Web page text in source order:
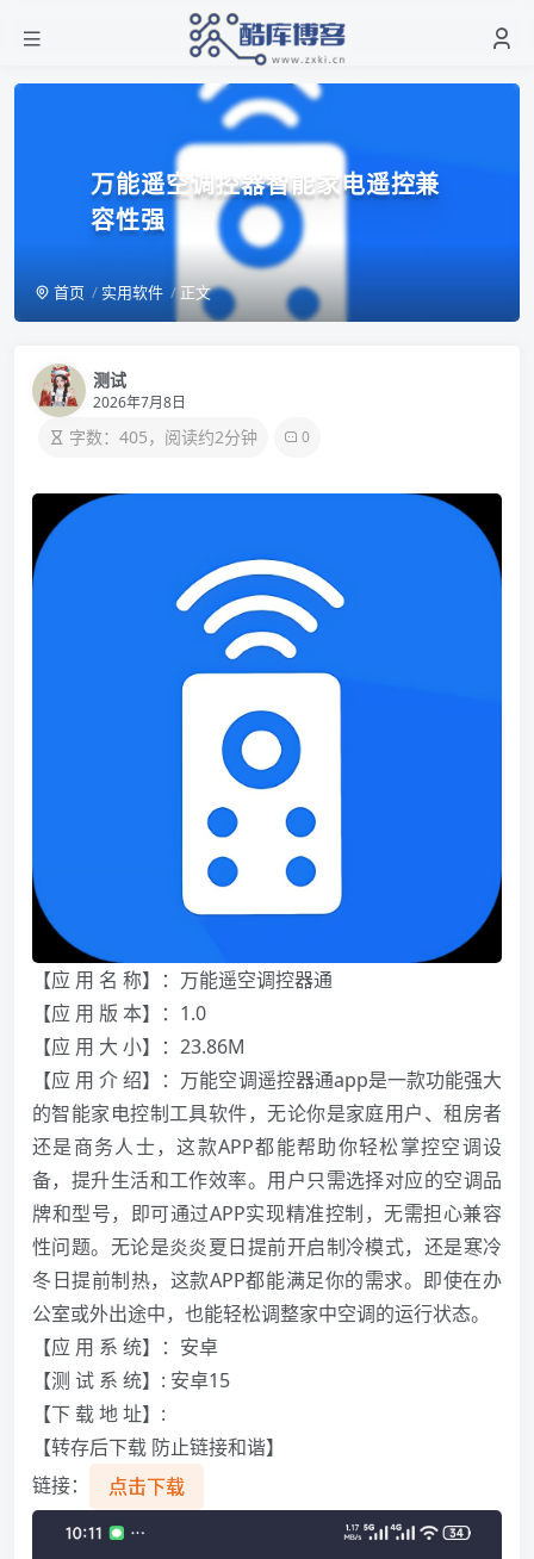
万能遥空调控器智能家电遥控兼
容性强
首页 实用软件 正文
测试
2026年7月8日
字数：405，阅读约2分钟 0
【应 用 名 称】：万能遥空调控器通
【应 用 版 本】：1.0
【应 用 大 小】：23.86M
【应 用 介 绍】：万能空调遥控器通app是一款功能强大
的智能家电控制工具软件，无论你是家庭用户、租房者
还是商务人士，这款APP都能帮助你轻松掌控空调设
备，提升生活和工作效率。用户只需选择对应的空调品
牌和型号，即可通过APP实现精准控制，无需担心兼容
性问题。无论是炎炎夏日提前开启制冷模式，还是寒冷
冬日提前制热，这款APP都能满足你的需求。即使在办
公室或外出途中，也能轻松调整家中空调的运行状态。
【应 用 系 统】：安卓
【测 试 系 统】: 安卓15
【下 载 地 址】:
【转存后下载 防止链接和谐】
链接：
点击下载